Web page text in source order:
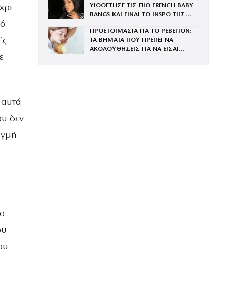
δεν
ΥΙΟΘΕΤΗΣΕ ΤΙΣ ΠΙΟ FRENCH BABY
BANGS ΚΑΙ ΕΙΝΑΙ ΤΟ INSPO ΤΗΣ
ΠΡΟΕΤΟΙΜΑΣΙΑ ΓΙΑ ΤΟ ΡΕΒΕΓΙΟΝ:
ΤΑ ΒΗΜΑΤΑ ΠΟΥ ΠΡΕΠΕΙ ΝΑ
ΑΚΟΛΟΥΘΗΣΕΙΣ ΓΙΑ ΝΑ ΕΙΣΑΙ